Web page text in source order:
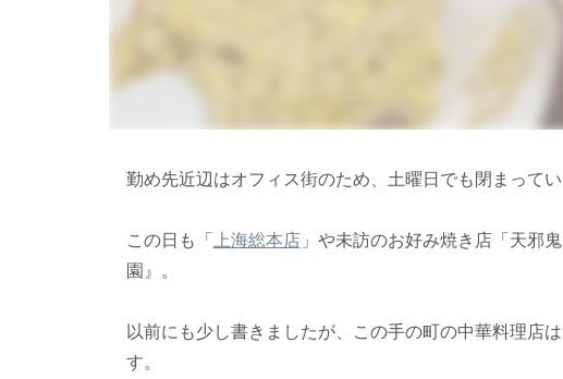
勤め先近辺はオフィス街のため、土曜日でも閉まって
この日も「 上海総本店」や未訪のお好み焼き店「天邪
園』。
以前にも少し書きましたが、この手の町の中華料理店
す。